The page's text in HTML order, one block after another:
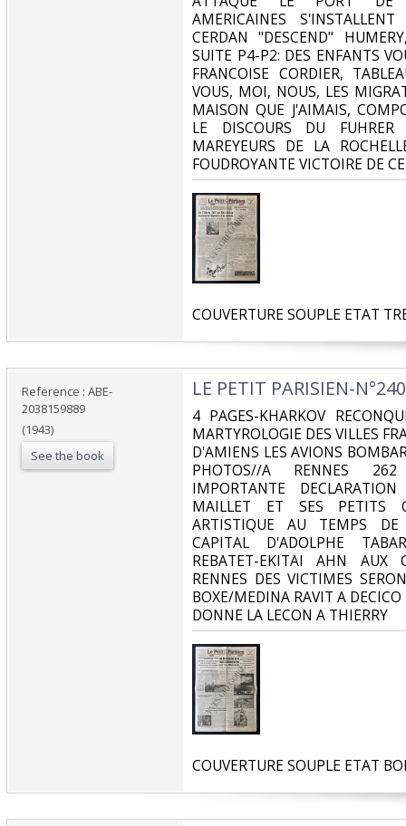
AMERICAINES
CERDAN "DESCEND"
SUITE P4-P2: DES ENFANTS
FRANCOISE CORDIER,
VOUS, MOI, NOUS, LES
MAISON QUE J'AIMAIS,
LE DISCOURS DU FUHRER
MAREYEURS DE LA
FOUDROYANTE VICTOIRE DE
‎COUVERTURE SOUPLE ETAT
Reference : ABE-
2038159889
(1943)
See the book
‎LE PETIT PARISIEN-
‎4 PAGES-KHARKOV
MARTYROLOGIE DES VILLES
D'AMIENS LES AVIONS
PHOTOS//A RENNES
IMPORTANTE
MAILLET ET SES PETITS
ARTISTIQUE AU TEMPS DE
CAPITAL D'ADOLPHE
REBATET-EKITAI AHN AUX
RENNES DES VICTIMES
BOXE/MEDINA RAVIT A
DONNE LA LECON A THIERRY‎
‎COUVERTURE SOUPLE ETAT